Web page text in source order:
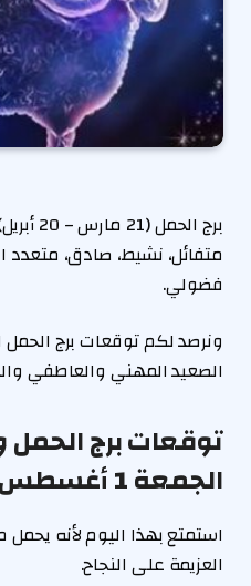
برج
متفائل، نشيط، صادق، متعدد
فضولي.
الصعيد المهني والعاطفي
توقعات برج
الجمعة 1 أغسطس 2025
استمتع بهذا اليوم لأنه
العزيمة على النجاح.